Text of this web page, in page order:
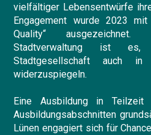
vielfältiger Lebensentwürfe
Engagement wurde 2023
Quality“
Stadtverwaltung ist
Stadtgesellschaft auch in
widerzuspiegeln.
Eine Ausbildung in
Ausbildungsabschnitten
Lünen engagiert sich für